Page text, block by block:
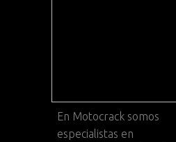
En Motocrack somos
especialistas en